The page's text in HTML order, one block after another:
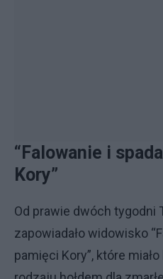
“Falowanie i
Kory”
Od prawie dwóch tygodni
zapowiadało widowisko
pamięci Kory”, które